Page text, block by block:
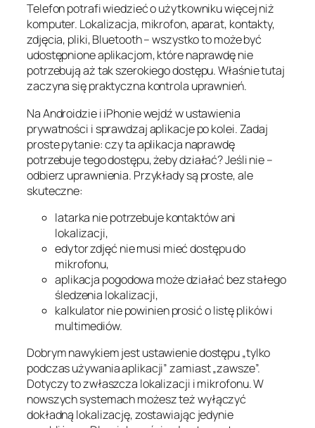
Telefon potrafi wiedzieć o użytkowniku więcej niż
komputer. Lokalizacja, mikrofon, aparat, kontakty,
zdjęcia, pliki, Bluetooth – wszystko to może być
udostępnione aplikacjom, które naprawdę nie
potrzebują aż tak szerokiego dostępu. Właśnie tutaj
zaczyna się praktyczna kontrola uprawnień.
Na Androidzie i iPhonie wejdź w ustawienia
prywatności i sprawdzaj aplikacje po kolei. Zadaj
proste pytanie: czy ta aplikacja naprawdę
potrzebuje tego dostępu, żeby działać? Jeśli nie –
odbierz uprawnienia. Przykłady są proste, ale
skuteczne:
latarka nie potrzebuje kontaktów ani
lokalizacji,
edytor zdjęć nie musi mieć dostępu do
mikrofonu,
aplikacja pogodowa może działać bez stałego
śledzenia lokalizacji,
kalkulator nie powinien prosić o listę plików i
multimediów.
Dobrym nawykiem jest ustawienie dostępu „tylko
podczas używania aplikacji” zamiast „zawsze”.
Dotyczy to zwłaszcza lokalizacji i mikrofonu. W
nowszych systemach możesz też wyłączyć
dokładną lokalizację, zostawiając jedynie